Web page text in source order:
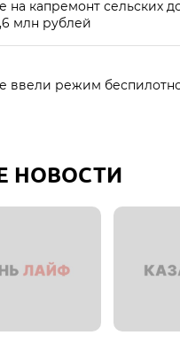
на капремонт сельских
млн рублей
ввели режим
НОВОСТИ